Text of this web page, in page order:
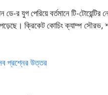
ডে-র যুগ পেরিয়ে বর্তমানে টি-
পড়েছে। ক্রিকেট কোচিং ক্যাম্প সৌরভ,
প্রশ্নের উত্তর